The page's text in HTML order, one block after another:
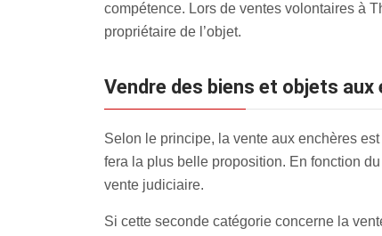
compétence. Lors de ventes volontaires à
propriétaire de l’objet.
Vendre des biens et objets
Selon le principe, la vente aux enchères
fera la plus belle proposition. En fonction
vente judiciaire.
Si cette seconde catégorie concerne la